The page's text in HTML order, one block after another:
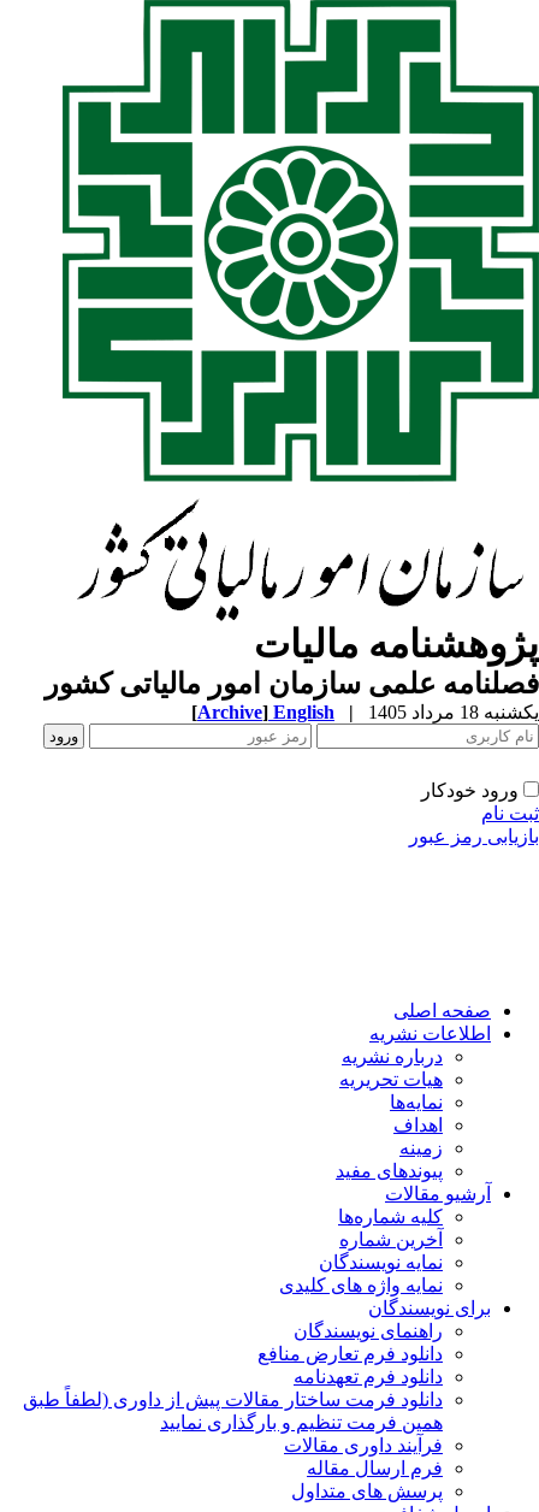
مالیات
علمی سازمان امور مالیاتی کشور
18 مرداد 1405 |
English
[Archive]
ورود خودکار
نام
رمز عبور
صفحه اصلی
اطلاعات نشریه
درباره نشریه
هیات تحریریه
نمایه‌ها
اهداف
زمینه
پیوندهای مفید
آرشیو مقالات
کلیه شماره‌ها
آخرین شماره
نمایه نویسندگان
نمایه واژه های کلیدی
برای نویسندگان
راهنمای نویسندگان
دانلود فرم تعارض منافع
دانلود فرم تعهدنامه
دانلود فرمت ساختار مقالات پیش از داوری (لطفاً طبق
همین فرمت تنظیم و بارگذاری نمایید
فرآیند داوری مقالات
فرم ارسال مقاله
پرسش های متداول